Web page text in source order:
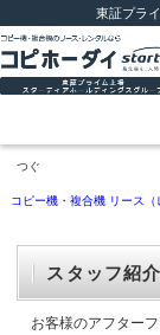
東証プラ
つぐ
コピー機・複合機 リース（
スタッフ紹介
お客様のアフター